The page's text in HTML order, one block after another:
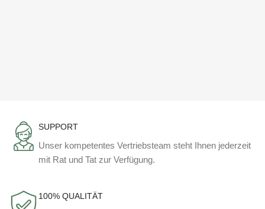
SUPPORT
Unser kompetentes Vertriebsteam steht Ihnen jederzeit
mit Rat und Tat zur Verfügung.
100% QUALITÄT